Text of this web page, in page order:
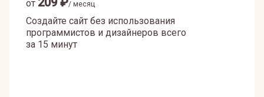
от / месяц
Создайте сайт без использования
программистов и дизайнеров всего
за 15 минут